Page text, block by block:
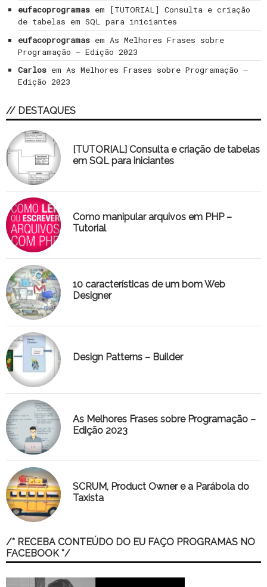
eufacoprogramas em
[TUTORIAL] Consulta e criação
de tabelas em SQL para iniciantes
eufacoprogramas em As Melhores Frases sobre
Programação – Edição 2023
Carlos em As Melhores Frases sobre Programação –
Edição 2023
// DESTAQUES
[TUTORIAL] Consulta e criação de tabelas
em SQL para iniciantes
Como manipular arquivos em PHP –
Tutorial
10 características de um bom Web
Designer
Design Patterns – Builder
As Melhores Frases sobre Programação –
Edição 2023
SCRUM, Product Owner e a Parábola do
Taxista
/* RECEBA CONTEÚDO DO EU FAÇO PROGRAMAS NO
FACEBOOK */